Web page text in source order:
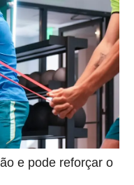
e pode reforçar o